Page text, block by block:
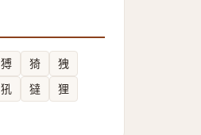
猼 猗
㹭
犼 㺚 狸